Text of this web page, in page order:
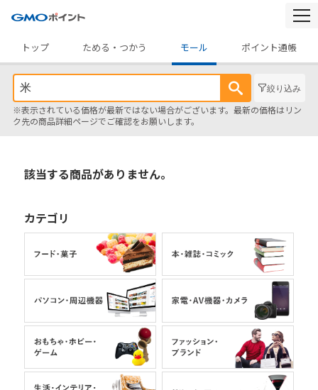
トップ
ためる・つかう モール ポイント通帳
絞り込み
※表示されている価格が最新ではない場合がございます。最新の価格はリン
ク先の商品詳細ページでご確認をお願いします。
該当する商品がありません。
カテゴリ